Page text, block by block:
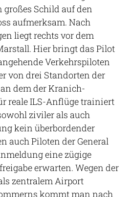
Schild auf den
aufmerksam. Nach
liegt rechts vor dem
Hier bringt das Pilot
Verkehrspiloten
von drei Standorten der
dem der Kranich-
reale ILS-Anflüge trainiert
ziviler als auch
kein überbordender
auch Piloten der General
eine zügige
erwarten. Wegen der
zentralem Airport
kommt man nach